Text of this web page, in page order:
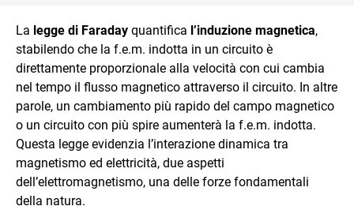
La legge di Faraday quantifica l’induzione magnetica,
stabilendo che la f.e.m. indotta in un circuito è
direttamente proporzionale alla velocità con cui cambia
nel tempo il flusso magnetico attraverso il circuito. In altre
parole, un cambiamento più rapido del campo magnetico
o un circuito con più spire aumenterà la f.e.m. indotta.
Questa legge evidenzia l’interazione dinamica tra
magnetismo ed elettricità, due aspetti
dell’elettromagnetismo, una delle forze fondamentali
della natura.